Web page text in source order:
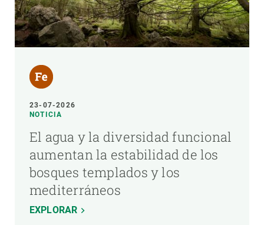
23-07-2026
NOTICIA
El agua y la diversidad funcional
aumentan la estabilidad de los
bosques templados y los
mediterráneos
EXPLORAR